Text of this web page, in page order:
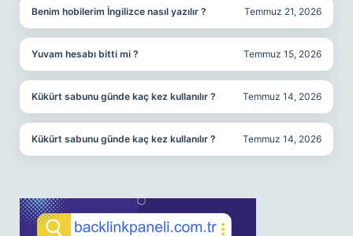
Benim hobilerim İngilizce nasıl yazılır ? Temmuz 21, 2026
Yuvam hesabı bitti mi ? Temmuz 15, 2026
Kükürt sabunu günde kaç kez kullanılır ? Temmuz 14, 2026
Kükürt sabunu günde kaç kez kullanılır ? Temmuz 14, 2026